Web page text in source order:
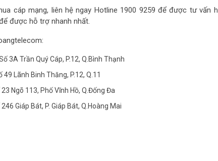
cáp mạng, liên hệ ngay Hotline 1900 9259 để được tư vấn
được hỗ trợ nhanh nhất.
3A Trần Quý Cáp, P.12, Q.Bình Thạnh
49 Lãnh Binh Thăng, P.12, Q.11
23 Ngõ 113, Phố Vĩnh Hồ, Q.Đống Đa
Giáp Bát, P. Giáp Bát, Q.Hoàng Mai